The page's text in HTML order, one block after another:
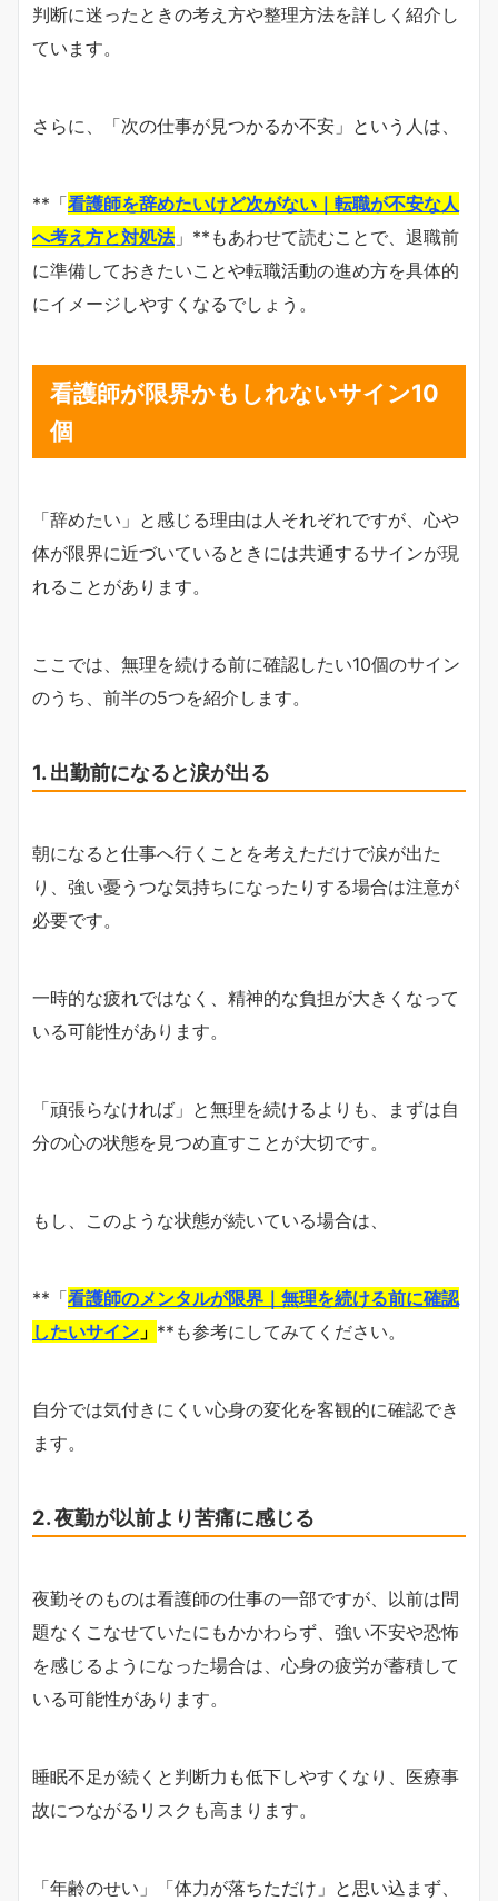
判断に迷ったときの考え方や整理方法を詳しく紹介し
ています。
さらに、「次の仕事が見つかるか不安」という人は、
**「看護師を辞めたいけど次がない｜転職が不安な人
へ考え方と対処法」**もあわせて読むことで、退職前
に準備しておきたいことや転職活動の進め方を具体的
にイメージしやすくなるでしょう。
看護師が限界かもしれないサイン10
個
「辞めたい」と感じる理由は人それぞれですが、心や
体が限界に近づいているときには共通するサインが現
れることがあります。
ここでは、無理を続ける前に確認したい10個のサイン
のうち、前半の5つを紹介します。
1. 出勤前になると涙が出る
朝になると仕事へ行くことを考えただけで涙が出た
り、強い憂うつな気持ちになったりする場合は注意が
必要です。
一時的な疲れではなく、精神的な負担が大きくなって
いる可能性があります。
「頑張らなければ」と無理を続けるよりも、まずは自
分の心の状態を見つめ直すことが大切です。
もし、このような状態が続いている場合は、
**「看護師のメンタルが限界｜無理を続ける前に確認
したいサイン 」 **も参考にしてみてください。
自分では気付きにくい心身の変化を客観的に確認でき
ます。
2. 夜勤が以前より苦痛に感じる
夜勤そのものは看護師の仕事の一部ですが、以前は問
題なくこなせていたにもかかわらず、強い不安や恐怖
を感じるようになった場合は、心身の疲労が蓄積して
いる可能性があります。
睡眠不足が続くと判断力も低下しやすくなり、医療事
故につながるリスクも高まります。
「年齢のせい」「体力が落ちただけ」と思い込まず、